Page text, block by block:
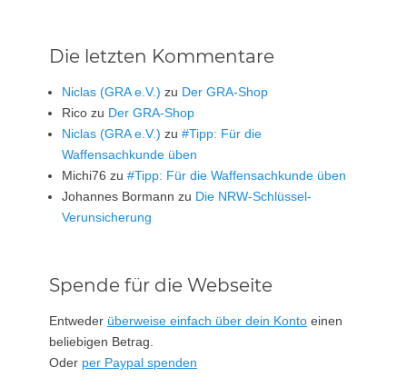
Die letzten Kommentare
Niclas (GRA e.V.) zu Der GRA-Shop
Rico zu Der GRA-Shop
Niclas (GRA e.V.) zu #Tipp: Für die
Waffensachkunde üben
Michi76 zu #Tipp: Für die Waffensachkunde üben
Johannes Bormann zu Die NRW-Schlüssel-
Verunsicherung
Spende für die Webseite
Entweder überweise einfach über dein Konto einen
beliebigen Betrag.
Oder per Paypal spenden